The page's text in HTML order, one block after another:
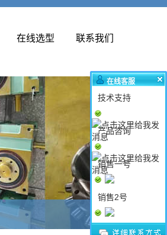
在线选型 联系我们
在线客服
技术支持
产品咨询
销售一号
销售2号